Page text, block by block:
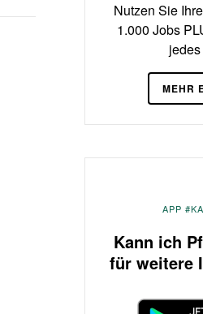
Nutzen Sie
1.000 Jobs
MEHR
APP
Kann ich